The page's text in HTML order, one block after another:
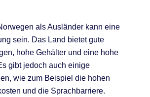
als Ausländer kann eine
sein. Das Land bietet gute
hohe Gehälter und eine hohe
gibt jedoch auch einige
wie zum Beispiel die hohen
und die Sprachbarriere.